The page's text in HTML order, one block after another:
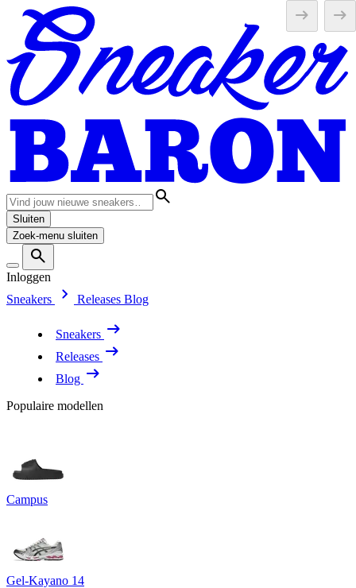
Sluiten
Zoek-menu sluiten
Inloggen
Sneakers
Releases Blog
Sneakers
Releases
Blog
Populaire modellen
Campus
Gel-Kayano 14